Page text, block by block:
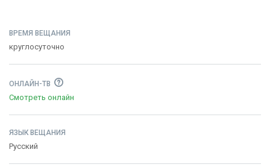
ВРЕМЯ ВЕЩАНИЯ
круглосуточно
ОНЛАЙН-ТВ
Смотреть онлайн
ЯЗЫК ВЕЩАНИЯ
Русский